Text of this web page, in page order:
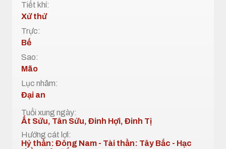
Tiết khí:
Xử thử
Trực:
Bế
Sao:
Mão
Lục nhâm:
Đại an
Tuổi xung ngày:
Ất Sửu, Tân Sửu, Đinh Hợi, Đinh Tị
Hướng cát lợi:
Hỷ thần: Đông Nam - Tài thần: Tây Bắc - Hạc